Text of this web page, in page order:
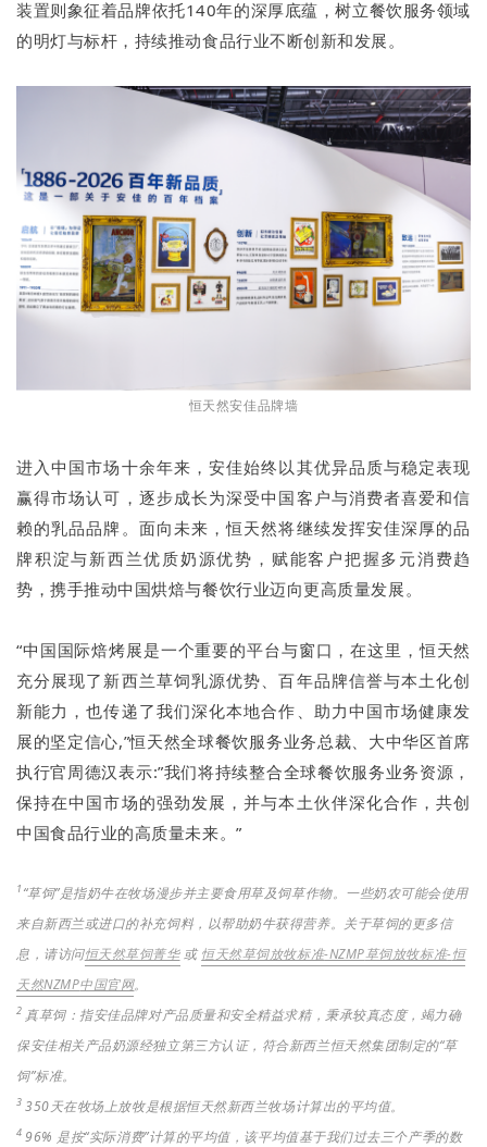
装置则象征着品牌依托140年的深厚底蕴，树立餐饮服务领域
的明灯与标杆，持续推动食品行业不断创新和发展。
恒天然安佳品牌墙
进入中国市场十余年来，安佳始终以其优异品质与稳定表现
赢得市场认可，逐步成长为深受中国客户与消费者喜爱和信
赖的乳品品牌。面向未来，恒天然将继续发挥安佳深厚的品
牌积淀与新西兰优质奶源优势，赋能客户把握多元消费趋
势，携手推动中国烘焙与餐饮行业迈向更高质量发展。
“中国国际焙烤展是一个重要的平台与窗口，在这里，恒天然
充分展现了新西兰草饲乳源优势、百年品牌信誉与本土化创
新能力，也传递了我们深化本地合作、助力中国市场健康发
展的坚定信心,”恒天然全球餐饮服务业务总裁、大中华区首席
执行官周德汉表示:”我们将持续整合全球餐饮服务业务资源，
保持在中国市场的强劲发展，并与本土伙伴深化合作，共创
中国食品行业的高质量未来。”
1 “草饲”是指奶牛在牧场漫步并主要食用草及饲草作物。一些奶农可能会使用
来自新西兰或进口的补充饲料，以帮助奶牛获得营养。关于草饲的更多信
息，请访问恒天然草饲菁华 或 恒天然草饲放牧标准-NZMP草饲放牧标准-恒
天然NZMP中国官网。
2 真草饲：指安佳品牌对产品质量和安全精益求精，秉承较真态度，竭力确
保安佳相关产品奶源经独立第三方认证，符合新西兰恒天然集团制定的“草
饲”标准。
3 350天在牧场上放牧是根据恒天然新西兰牧场计算出的平均值。
4 96% 是按“实际消费”计算的平均值，该平均值基于我们过去三个产季的数